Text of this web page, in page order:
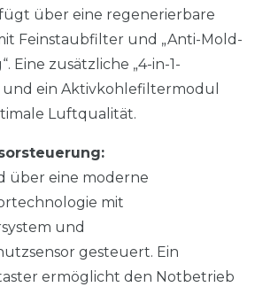
über eine regenerierbare
Feinstaubfilter und „Anti-Mold-
Eine zusätzliche „4-in-1-
und ein Aktivkohlefiltermodul
Luftqualität.
über eine moderne
mit
und
gesteuert. Ein
ermöglicht den Notbetrieb